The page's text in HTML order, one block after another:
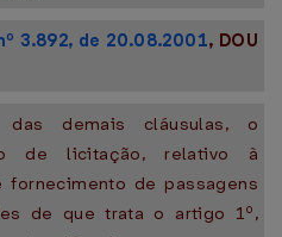
3.892, de 20.08.2001, DOU
demais cláusulas, o
de licitação, relativo à
de passagens
de que trata o artigo 1º,